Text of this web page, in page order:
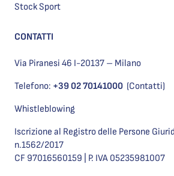
Stock Sport
CONTATTI
Via Piranesi 46 I-20137 – Milano
Telefono: +39 02 70141000 (Contatti)
Whistleblowing
Iscrizione al Registro delle Persone
n.1562/2017
CF 97016560159 | P. IVA 05235981007